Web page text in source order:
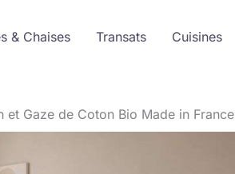
& Chaises Transats Cuisines
et Gaze de Coton Bio Made in France